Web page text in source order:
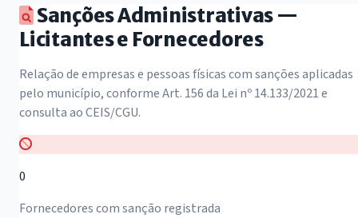
Sanções Administrativas —
Licitantes e Fornecedores
Relação de empresas e pessoas físicas com sanções aplicadas
pelo município, conforme Art. 156 da Lei nº 14.133/2021 e
consulta ao CEIS/CGU.
0
Fornecedores com sanção registrada